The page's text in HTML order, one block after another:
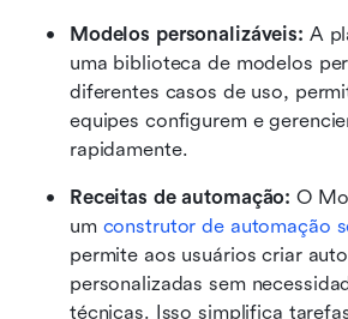
Modelos personalizáveis: A
uma biblioteca de modelos
diferentes casos de uso,
equipes configurem e
rapidamente.
Receitas de automação: O
um construtor de automação
permite aos usuários criar
personalizadas sem
técnicas. Isso simplifica